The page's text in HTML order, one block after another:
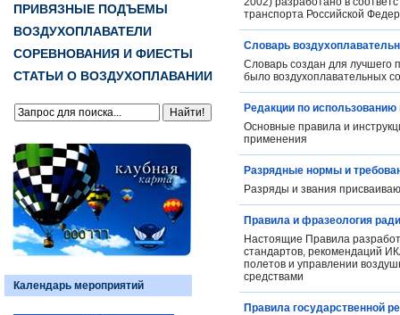
ПРИВЯЗНЫЕ ПОДЪЕМЫ
ВОЗДУХОПЛАВАТЕЛИ
СОРЕВНОВАНИЯ И ФИЕСТЫ
СТАТЬИ О ВОЗДУХОПЛАВАНИИ
Календарь мероприятий
транспорта Российской
Словарь
Словарь создан для лучшего
было воздухоплавательных
Редакции по
Основные правила и
применения
Разрядные нормы и
Разряды и звания
Правила и фразеология
Настоящие Правила
стандартов, рекомендаций
полетов и управлении
средствами
Правила государственной